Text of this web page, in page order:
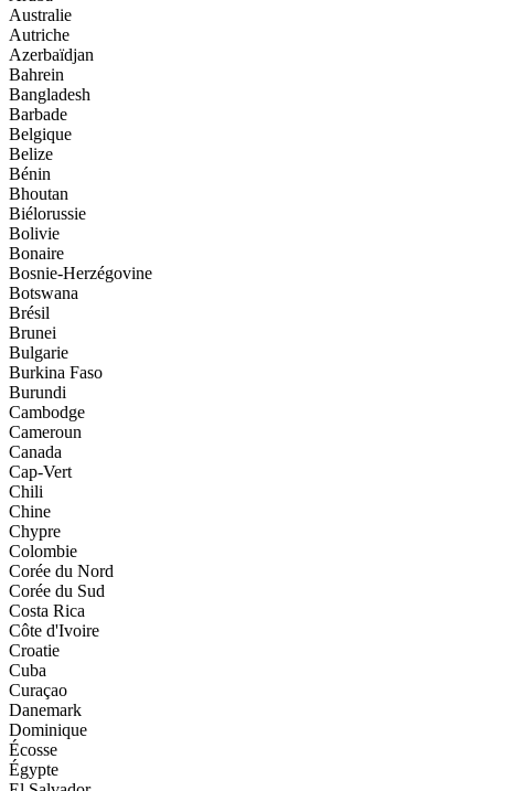
Australie
Autriche
Azerbaïdjan
Bahrein
Bangladesh
Barbade
Belgique
Belize
Bénin
Bhoutan
Biélorussie
Bolivie
Bonaire
Bosnie-Herzégovine
Botswana
Brésil
Brunei
Bulgarie
Burkina Faso
Burundi
Cambodge
Cameroun
Canada
Cap-Vert
Chili
Chine
Chypre
Colombie
Corée du Nord
Corée du Sud
Costa Rica
Côte d'Ivoire
Croatie
Cuba
Curaçao
Danemark
Dominique
Écosse
Égypte